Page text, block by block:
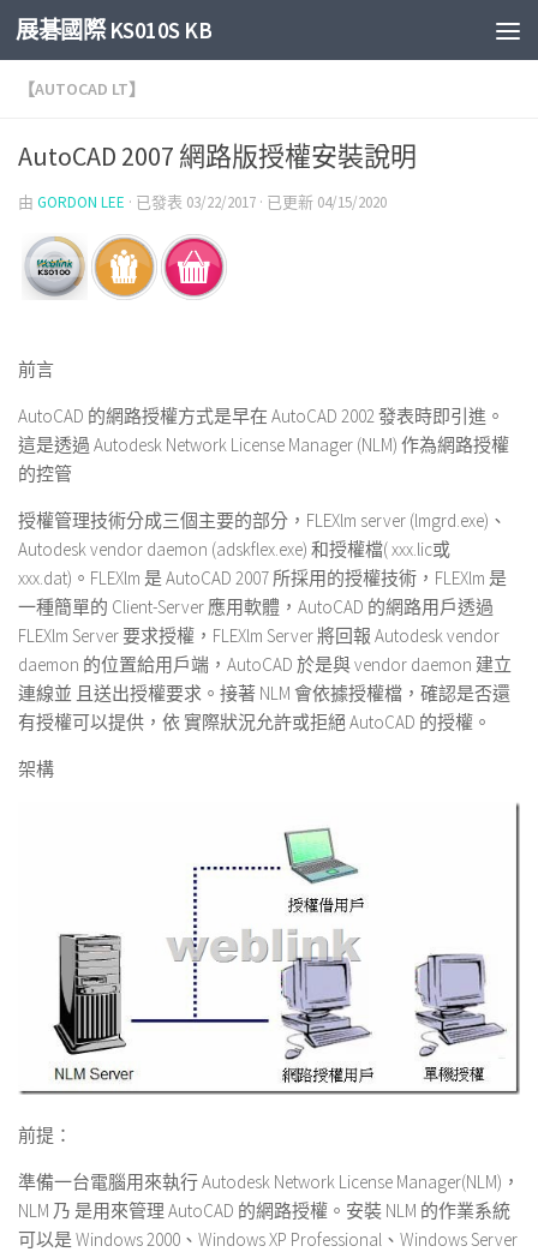
Skip to content
展碁國際 KS010S KB
【AUTOCAD LT】
AutoCAD 2007 網路版授權安裝說明
由 GORDON LEE · 已發表 03/22/2017 · 已更新 04/15/2020
前言
AutoCAD 的網路授權方式是早在 AutoCAD 2002 發表時即引進。
這是透過 Autodesk Network License Manager (NLM) 作為網路授權
的控管
授權管理技術分成三個主要的部分，FLEXlm server (lmgrd.exe)、
Autodesk vendor daemon (adskflex.exe) 和授權檔( xxx.lic或
xxx.dat)。FLEXlm 是 AutoCAD 2007 所採用的授權技術，FLEXlm 是
一種簡單的 Client-Server 應用軟體，AutoCAD 的網路用戶透過
FLEXlm Server 要求授權，FLEXlm Server 將回報 Autodesk vendor
daemon 的位置給用戶端，AutoCAD 於是與 vendor daemon 建立
連線並 且送出授權要求。接著 NLM 會依據授權檔，確認是否還
有授權可以提供，依 實際狀況允許或拒絕 AutoCAD 的授權。
架構
前提：
準備一台電腦用來執行 Autodesk Network License Manager(NLM)，
NLM 乃 是用來管理 AutoCAD 的網路授權。安裝 NLM 的作業系統
可以是 Windows 2000、Windows XP Professional、Windows Server